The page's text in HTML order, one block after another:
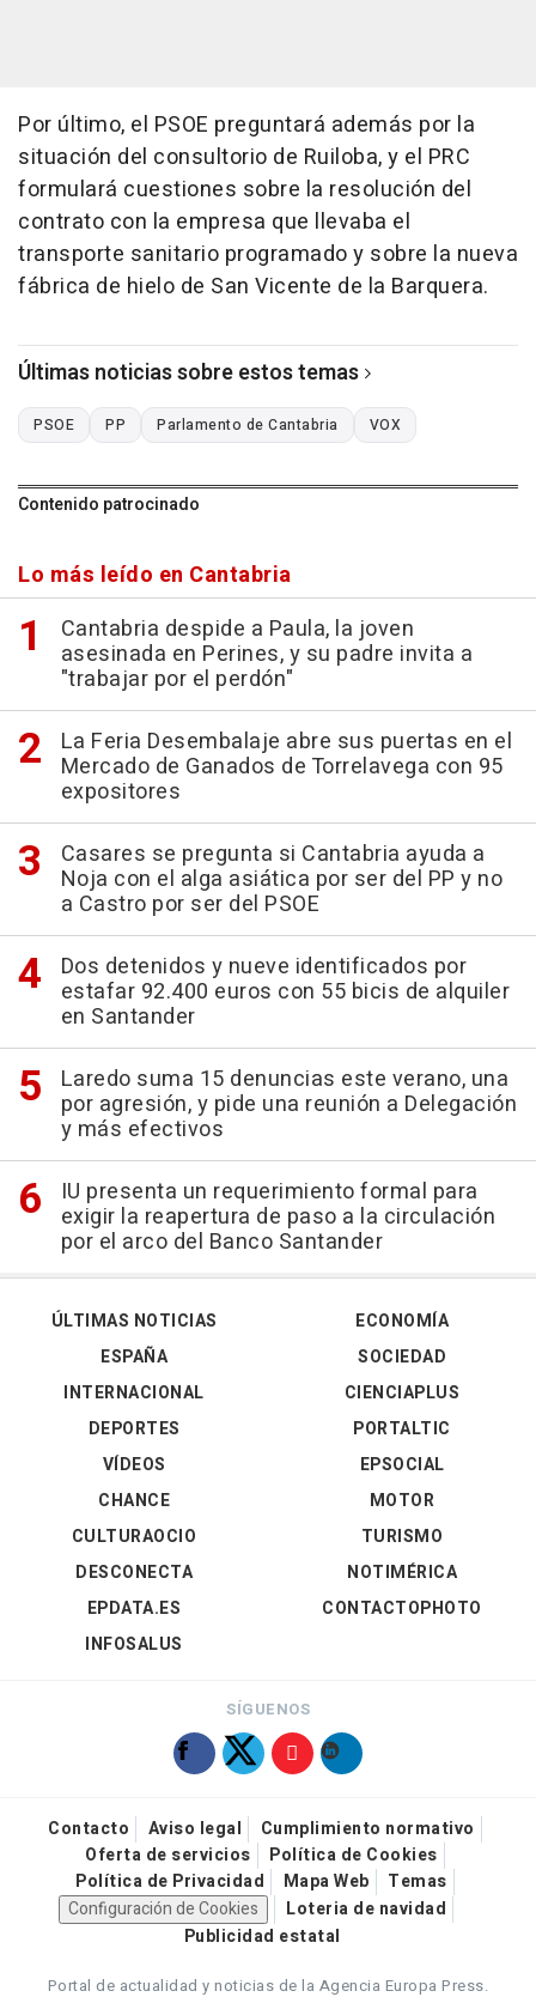
Por último, el PSOE preguntará además por la
situación del consultorio de Ruiloba, y el PRC
formulará cuestiones sobre la resolución del
contrato con la empresa que llevaba el
transporte sanitario programado y sobre la nueva
fábrica de hielo de San Vicente de la Barquera.
Últimas noticias sobre estos temas
PSOE PP Parlamento de Cantabria VOX
Contenido patrocinado
Lo más leído en Cantabria
Cantabria despide a Paula, la joven
asesinada en Perines, y su padre invita a
"trabajar por el perdón"
La Feria Desembalaje abre sus puertas en el
Mercado de Ganados de Torrelavega con 95
expositores
Casares se pregunta si Cantabria ayuda a
Noja con el alga asiática por ser del PP y no
a Castro por ser del PSOE
Dos detenidos y nueve identificados por
estafar 92.400 euros con 55 bicis de alquiler
en Santander
Laredo suma 15 denuncias este verano, una
por agresión, y pide una reunión a Delegación
y más efectivos
IU presenta un requerimiento formal para
exigir la reapertura de paso a la circulación
por el arco del Banco Santander
ÚLTIMAS NOTICIAS
ESPAÑA
INTERNACIONAL
DEPORTES
VÍDEOS
ECONOMÍA
SOCIEDAD
CIENCIAPLUS
PORTALTIC
EPSOCIAL
CHANCE
CULTURAOCIO
DESCONECTA
EPDATA.ES
INFOSALUS
MOTOR
TURISMO
NOTIMÉRICA
CONTACTOPHOTO
SÍGUENOS
Contacto Aviso legal
Cumplimiento normativo
Oferta de servicios
Política de Cookies
Política de Privacidad
Mapa Web
Temas
Configuración de Cookies
Loteria de navidad
Publicidad estatal
Portal de actualidad y noticias de la Agencia Europa Press.